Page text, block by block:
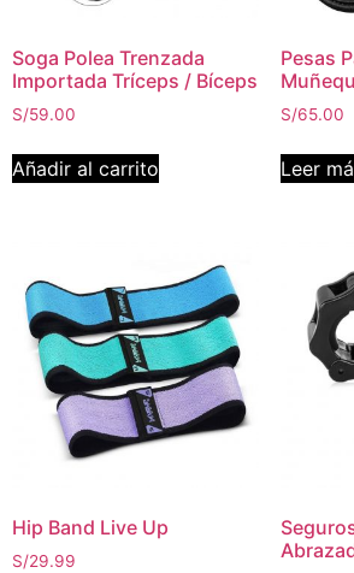
Soga Polea Trenzada
Importada Tríceps / Bíceps
S/59.00
Añadir al carrito
Pesas
S/65.00
Leer
Hip Band Live Up
S/29.99